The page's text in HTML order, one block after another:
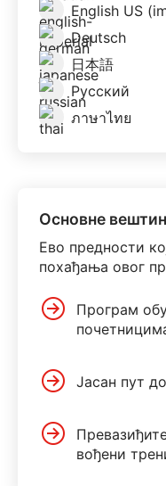
Deutsch
日本語
Русский
ภาษาไทย
Основне
Ево предности
похађања овог
Програм
Јасан пут
вођени